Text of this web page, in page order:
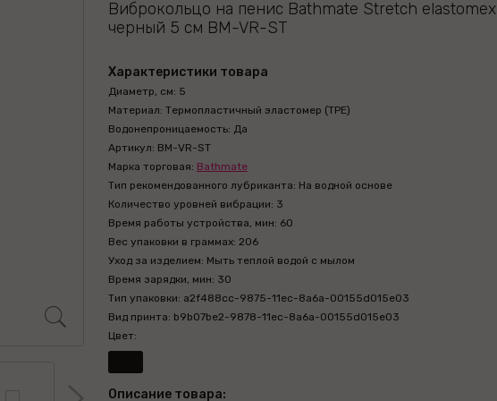
Виброкольцо на пенис Bathmate Stretch elastomex
черный 5 см BM-VR-ST
Характеристики товара
Диаметр, см: 5
Материал: Термопластичный эластомер (TPE)
Водонепроницаемость: Да
Артикул: BM-VR-ST
Марка торговая: Bathmate
Тип рекомендованного лубриканта: На водной основе
Количество уровней вибрации: 3
Время работы устройства, мин: 60
Вес упаковки в граммах: 206
Уход за изделием: Мыть теплой водой с мылом
Время зарядки, мин: 30
Тип упаковки: a2f488cc-9875-11ec-8a6a-00155d015e03
Вид принта: b9b07be2-9878-11ec-8a6a-00155d015e03
Цвет:
Описание товара: